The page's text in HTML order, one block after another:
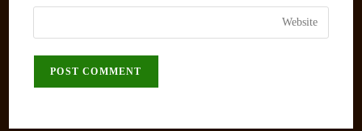
comment
email
address
Enter
your